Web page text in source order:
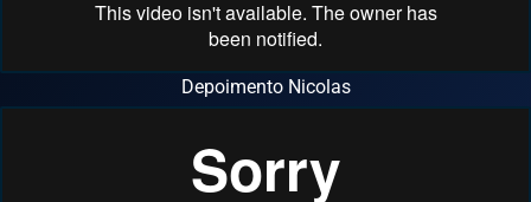
Depoimento Nicolas